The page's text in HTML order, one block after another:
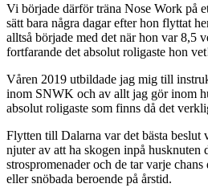
Vi började därför träna Nose Work på
sätt bara några dagar efter hon flyttat
alltså började med det när hon var 8,5
fortfarande det absolut roligaste hon
Våren 2019 utbildade jag mig till
inom SNWK och av allt jag gör inom
absolut roligaste som finns då det
Flytten till Dalarna var det bästa beslut
njuter av att ha skogen inpå husknuten
strospromenader och de tar varje
eller snöbada beroende på årstid.